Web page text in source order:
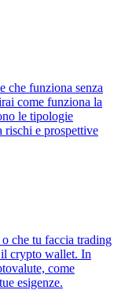
che funziona senza
come funziona la
le tipologie
rischi e prospettive
che tu faccia trading
il crypto wallet. In
come
esigenze.